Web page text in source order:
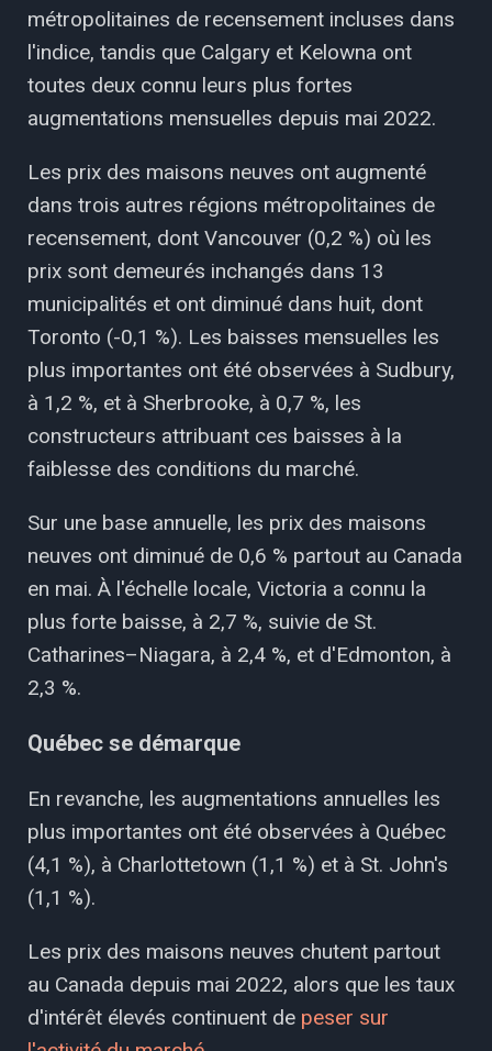
métropolitaines de recensement incluses dans
l'indice, tandis que Calgary et Kelowna ont
toutes deux connu leurs plus fortes
augmentations mensuelles depuis mai 2022.
Les prix des maisons neuves ont augmenté
dans trois autres régions métropolitaines de
recensement, dont Vancouver (0,2 %) où les
prix sont demeurés inchangés dans 13
municipalités et ont diminué dans huit, dont
Toronto (-0,1 %). Les baisses mensuelles les
plus importantes ont été observées à Sudbury,
à 1,2 %, et à Sherbrooke, à 0,7 %, les
constructeurs attribuant ces baisses à la
faiblesse des conditions du marché.
Sur une base annuelle, les prix des maisons
neuves ont diminué de 0,6 % partout au Canada
en mai. À l'échelle locale, Victoria a connu la
plus forte baisse, à 2,7 %, suivie de St.
Catharines–Niagara, à 2,4 %, et d'Edmonton, à
2,3 %.
Québec se démarque
En revanche, les augmentations annuelles les
plus importantes ont été observées à Québec
(4,1 %), à Charlottetown (1,1 %) et à St. John's
(1,1 %).
Les prix des maisons neuves chutent partout
au Canada depuis mai 2022, alors que les taux
d'intérêt élevés continuent de peser sur